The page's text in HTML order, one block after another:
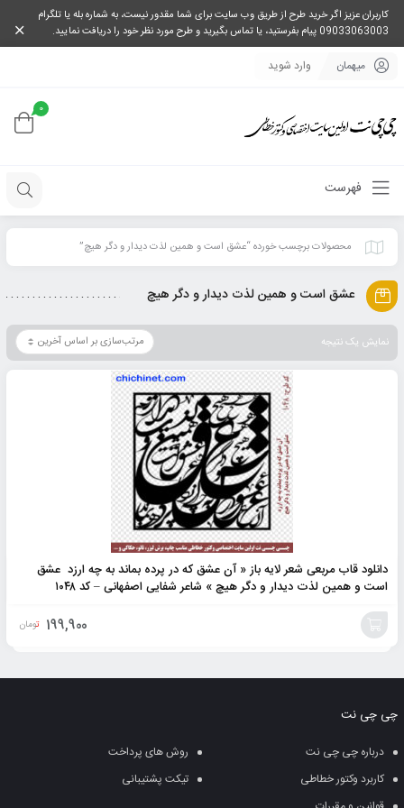
کاربران عزیز اگر خرید طرح از طریق وب سایت برای شما مقدور نیست، به شماره بله یا تلگرام
09033063003 پیام بفرستید، یا تماس بگیرید و طرح مورد نظر خود را دریافت نمایید.
میهمان وارد شوید
0
فهرست
محصولات برچسب خورده “عشق است و همين لذت دیدار و دگر هیچ”
عشق است و همين لذت دیدار و دگر هیچ
نمایش یک نتیجه
دانلود قاب مربعی شعر لایه باز « آن عشق كه در پرده بماند به چه ارزد عشق
است و همين لذت دیدار و دگر هیچ » شاعر شفایی اصفهانی – کد ۱۰۴۸
199,900 تومان
سبد
چی چی نت
درباره چی چی نت
روش های پرداخت
کاربرد وکتور خطاطی
تیکت پشتیبانی